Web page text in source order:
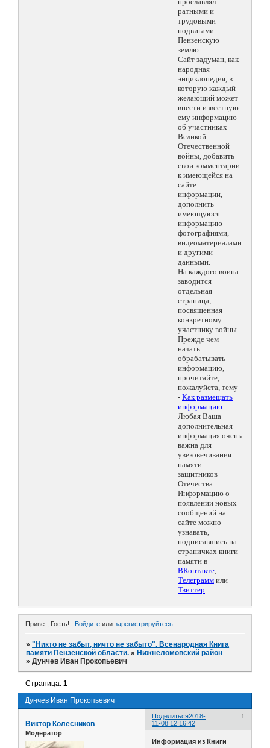
ратными и
трудовыми
подвигами
Пензенскую
землю.
Сайт задуман, как
народная
энциклопедия, в
которую каждый
желающий может
внести известную
ему информацию
об участниках
Великой
Отечественной
войны, добавить
свои комментарии
к имеющейся на
сайте
информации,
дополнить
имеющуюся
информацию
фотографиями,
видеоматериалами
и другими
данными.
На каждого воина
заводится
отдельная
страница,
посвященная
конкретному
участнику войны.
Прежде чем
начать
обрабатывать
информацию,
прочитайте,
пожалуйста, тему
- Как размещать
информацию.
Любая Ваша
дополнительная
информация очень
важна для
увековечивания
памяти
защитников
Отечества.
Информацию о
появлении новых
сообщений на
сайте можно
узнавать,
подписавшись на
страничках книги
памяти в
ВКонтакте,
Телеграмм или
Твиттер.
Привет, Гость! Войдитеили зарегистрируйтесь.
»"Никто не забыт, ничто не забыто". Всенародная Книга
памяти Пензенской области. » Нижнеломовский район
»Дунчев Иван Прокопьевич
Дунчев Иван Прокопьевич
Страница:1
Поделиться 1
2018-
11-08 12:16:42
Виктор Колесников
Модератор
Информация из Книги